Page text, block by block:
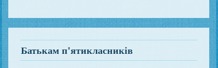
Батькам п'ятикласників